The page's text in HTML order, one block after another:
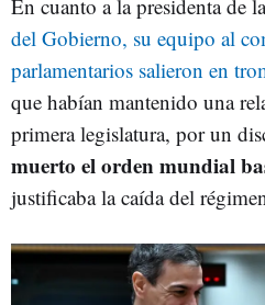
En cuanto a la presidenta de
del Gobierno, su equipo al
parlamentarios salieron en
que habían mantenido una
primera legislatura, por un
muerto el orden mundial
justificaba la caída del